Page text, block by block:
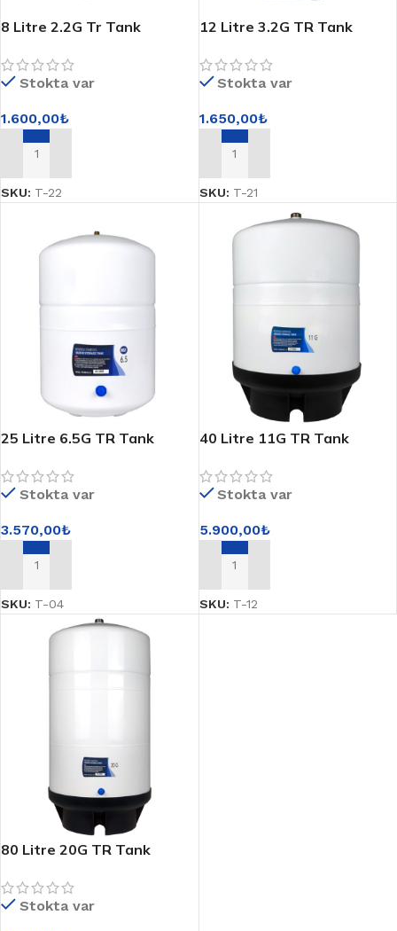
8 Litre 2.2G Tr Tank
Stokta var
1.600,00₺
SEPETE EKLE
SKU: T-22
12 Litre 3.2G TR Tank
Stokta var
1.650,00₺
SEPETE EKLE
SKU: T-21
25 Litre 6.5G TR Tank
Stokta var
3.570,00₺
SEPETE EKLE
SKU: T-04
40 Litre 11G TR Tank
Stokta var
5.900,00₺
SEPETE EKLE
SKU: T-12
80 Litre 20G TR Tank
Stokta var